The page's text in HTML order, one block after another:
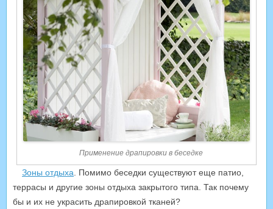
Применение драпировки в беседке
Зоны отдыха . Помимо беседки существуют еще патио,
террасы и другие зоны отдыха закрытого типа. Так почему
бы и их не украсить драпировкой тканей?